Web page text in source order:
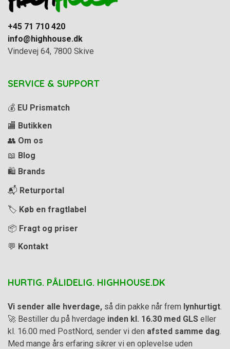
+45 71 710 420
info@highhouse.dk
Vindevej 64, 7800 Skive
SERVICE & SUPPORT
💰 EU Prismatch
🏬 Butikken
👥 Om os
📖 Blog
🛍️ Brands
📬 Returportal
🏷️ Køb en fragtlabel
📦 Fragt og priser
💬 Kontakt
HURTIG. PÅLIDELIG. HIGHHOUSE.DK
Vi sender alle hverdage, så din pakke når frem lynhurtigt
🚀 Bestiller du på hverdage inden kl. 16.30 med GLS eller
kl. 16.00 med PostNord, sender vi den afsted samme dag
Med mange års erfaring sikrer vi en oplevelse uden